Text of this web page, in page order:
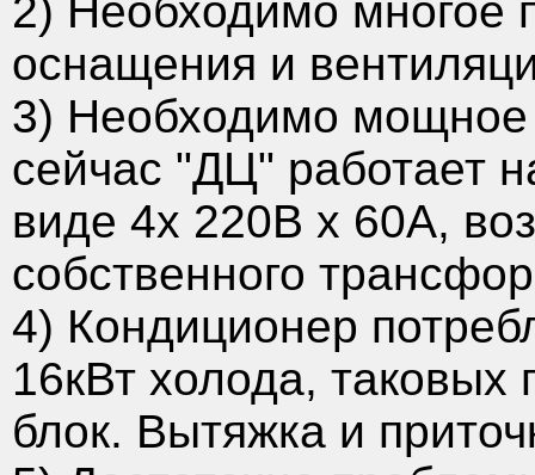
2) Необходимо многое
оснащения и
3) Необходимо мощное
сейчас "ДЦ" работает
виде 4х 220В х 60А,
собственного
4) Кондиционер
16кВт холода, таковых
блок. Вытяжка и